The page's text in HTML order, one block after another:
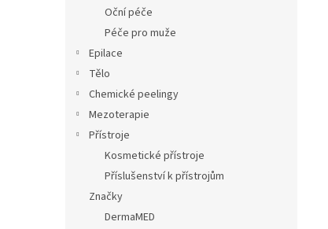
Oční péče
Péče pro muže
Epilace
Tělo
Chemické peelingy
Mezoterapie
Přístroje
Kosmetické přístroje
Příslušenství k přístrojům
Značky
DermaMED